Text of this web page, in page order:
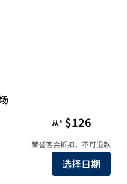
酒店详情
从* $126
荣誉客会折扣，不可退款
选择日期